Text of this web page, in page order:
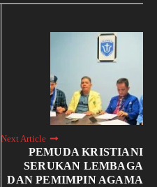
Next Article
PEMUDA KRISTIANI
SERUKAN LEMBAGA
DAN PEMIMPIN AGAMA